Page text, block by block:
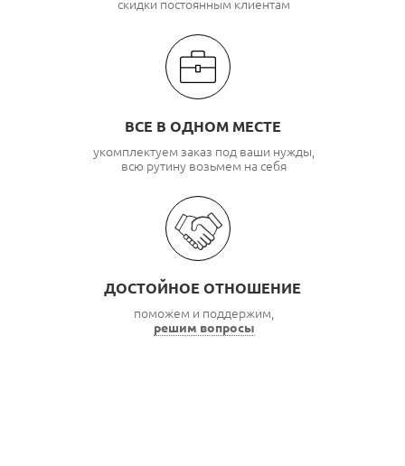
скидки постоянным клиентам
ВСЕ В ОДНОМ МЕСТЕ
укомплектуем заказ под ваши нужды,
всю рутину возьмем на себя
ДОСТОЙНОЕ ОТНОШЕНИЕ
поможем и поддержим,
решим вопросы